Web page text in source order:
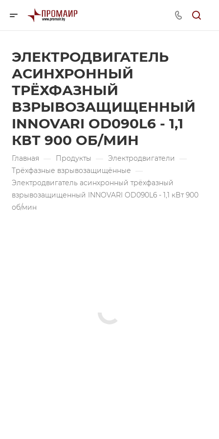
ЭЛЕКТРОДВИГАТЕЛЬ
АСИНХРОННЫЙ
ТРЁХФАЗНЫЙ
ВЗРЫВОЗАЩИЩЕННЫЙ
INNOVARI OD090L6 - 1,1
КВТ 900 ОБ/МИН
Главная — Продукты — Электродвигатели —
Трёхфазные взрывозащищённые —
Электродвигатель асинхронный трёхфазный
взрывозащищенный INNOVARI OD090L6 - 1,1 кВт 900
об/мин